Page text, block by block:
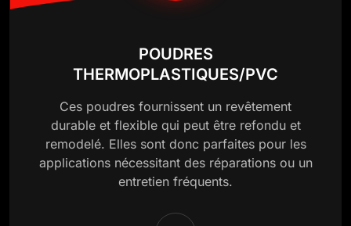
POUDRES
THERMOPLASTIQUES/PVC
Ces poudres fournissent un revêtement
durable et flexible qui peut être refondu et
remodelé. Elles sont donc parfaites pour les
applications nécessitant des réparations ou un
entretien fréquents.